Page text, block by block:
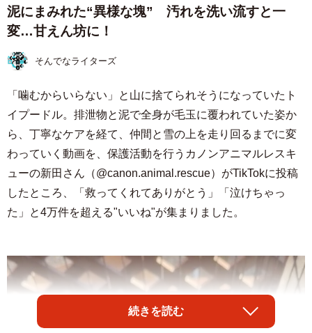
泥にまみれた“異様な塊” 汚れを洗い流すと一
変…甘えん坊に！
そんでなライターズ
「噛むからいらない」と山に捨てられそうになっていたト
イプードル。排泄物と泥で全身が毛玉に覆われていた姿か
ら、丁寧なケアを経て、仲間と雪の上を走り回るまでに変
わっていく動画を、保護活動を行うカノンアニマルレスキ
ューの新田さん（@canon.animal.rescue）がTikTokに投稿
したところ、「救ってくれてありがとう」「泣けちゃっ
た」と4万件を超える"いいね"が集まりました。
続きを読む